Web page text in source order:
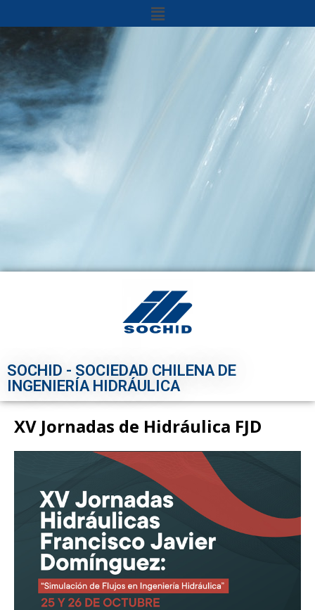
SOCHID - SOCIEDAD CHILENA DE
INGENIERÍA HIDRÁULICA
XV Jornadas de Hidráulica FJD